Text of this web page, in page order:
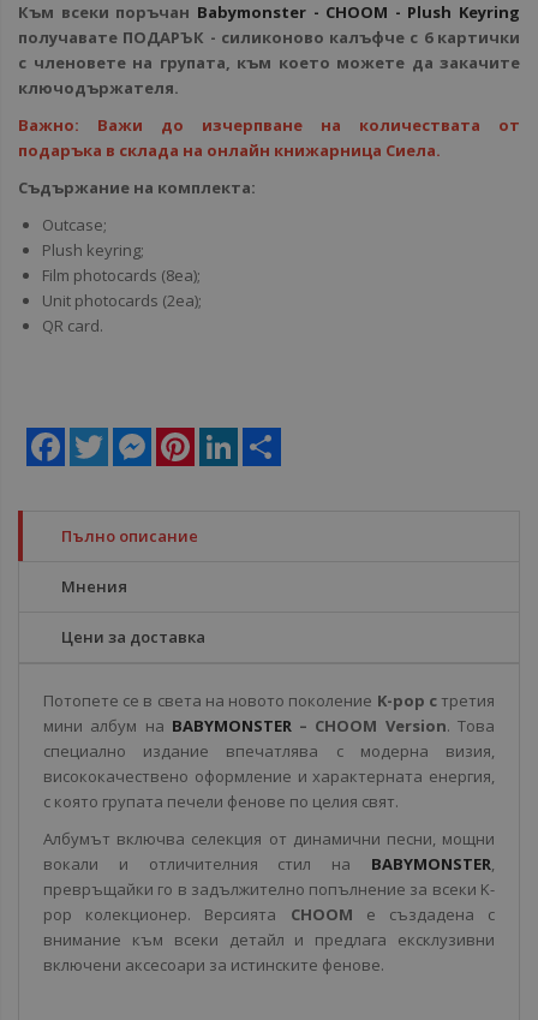
Към всеки поръчан Babymonster - CHOOM - Plush Keyring
получавате ПОДАРЪК - силиконово калъфче с 6 картички
с членовете на групата, към което можете да закачите
ключодържателя.
Важно: Важи до изчерпване на количествата от
подаръка в склада на онлайн книжарница Сиела.
Съдържание на комплекта:
Outcase;
Plush keyring;
Film photocards (8ea);
Unit photocards (2ea);
QR card.
Facebook
Twitter MessengerPinterestLinkedIn
Пълно описание
Мнения
Цени за доставка
Потопете се в света на новото поколение K-pop стретия
мини албум на BABYMONSTER – CHOOM Version. Това
специално издание впечатлява с модерна визия,
висококачествено оформление и характерната енергия,
с която групата печели фенове по целия свят.
Албумът включва селекция от динамични песни, мощни
вокали и отличителния стил на BABYMONSTER,
превръщайки го в задължително попълнение за всеки K-
pop колекционер. Версията CHOOM е създадена с
внимание към всеки детайл и предлага ексклузивни
включени аксесоари за истинските фенове.